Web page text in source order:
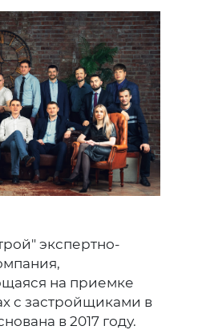
экспертно-
на приемке
с застройщиками в
в 2017 году.